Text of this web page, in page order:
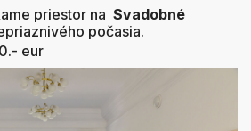
priestor na Svadobné
počasia.
eur